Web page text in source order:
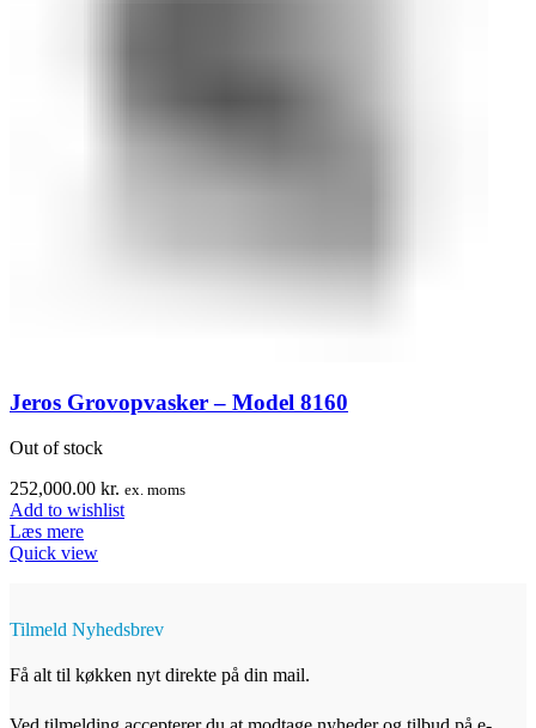
Jeros Grovopvasker – Model 8160
Out of stock
252,000.00 kr. ex. moms
Add to wishlist
Læs mere
Quick view
Tilmeld Nyhedsbrev
Få alt til køkken nyt direkte på din mail.